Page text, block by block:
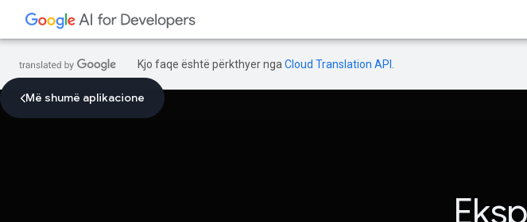
Kjo faqe është përkthyer nga Cloud Translation API
Më shumë aplikacione